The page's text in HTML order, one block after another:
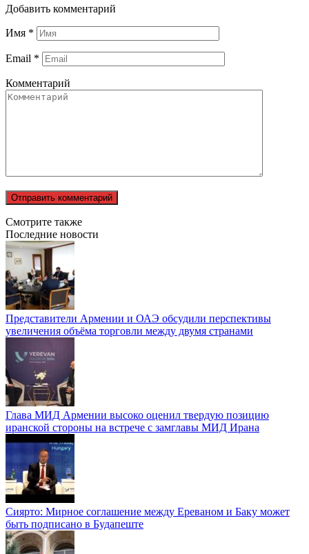
Добавить комментарий
Имя *
Email *
Комментарий
Смотрите также
Последние новости
Представители Армении и ОАЭ обсудили перспективы
увеличения объёма торговли между двумя странами
Глава МИД Армении высоко оценил твердую позицию
иранской стороны на встрече с замглавы МИД Ирана
Сиярто: Мирное соглашение между Ереваном и Баку может
быть подписано в Будапеште